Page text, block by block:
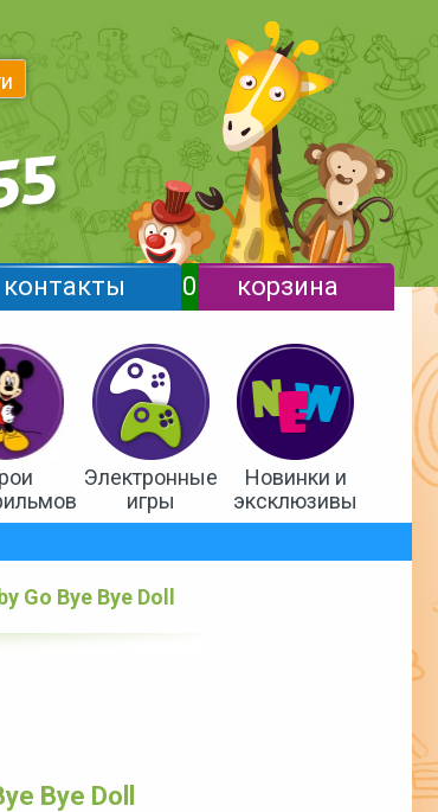
контакты 0 корзина
Электронные
игры
Новинки и
эксклюзивы
Go Bye Bye Doll
Bye Doll